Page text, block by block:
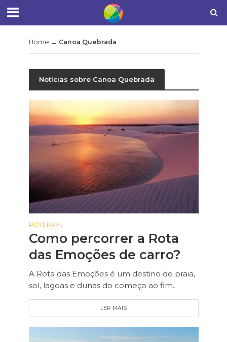
Home → Canoa Quebrada
Notícias sobre Canoa Quebrada
ROTEIROS
Como percorrer a Rota
das Emoções de carro?
A Rota das Emoções é um destino de praia,
sol, lagoas e dunas do começo ao fim.
LER MAIS